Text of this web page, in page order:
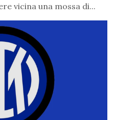
vicina una mossa di...